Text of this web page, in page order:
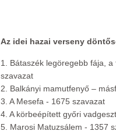
Az idei hazai verseny
1. Bátaszék legöregebb fája,
szavazat
2. Balkányi mamutfenyő –
3. A Mesefa - 1675 szavazat
4. A körbeépített győri
5. Marosi Matuzsálem - 1357